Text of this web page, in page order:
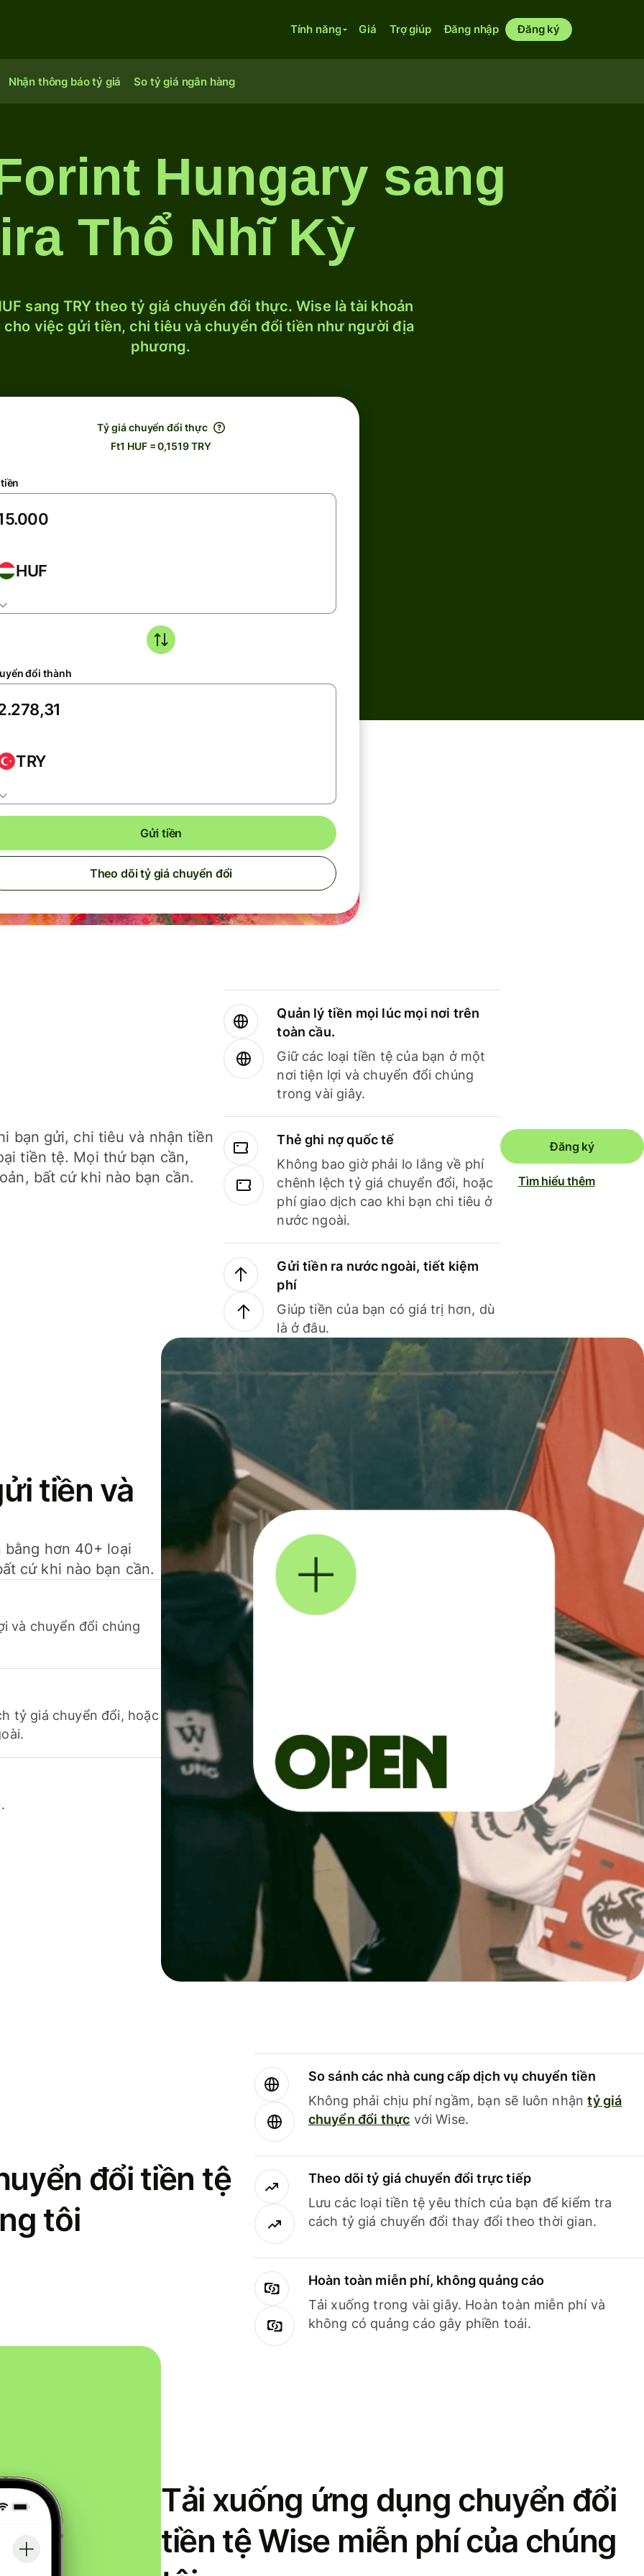
Tính năng Giá Trợ giúp Đăng nhập Đăng ký
Nhận thông báo tỷ giá So tỷ giá ngân hàng
Hungary sang
Thổ Nhĩ Kỳ
sang TRY theo tỷ giá chuyển đổi thực. Wise là tài khoản
việc gửi tiền, chi tiêu và chuyển đổi tiền như người địa
phương.
Tỷ giá chuyển đổi thực
Ft1 HUF = 0,1519 TRY
HUF
đổi thành
TRY
Gửi tiền
Theo dõi tỷ giá chuyển đổi
bạn gửi, chi tiêu và nhận tiền
tiền tệ. Mọi thứ bạn cần,
bất cứ khi nào bạn cần.
Quản lý tiền mọi lúc mọi nơi trên
toàn cầu.
Giữ các loại tiền tệ của bạn ở một
nơi tiện lợi và chuyển đổi chúng
trong vài giây.
Thẻ ghi nợ quốc tế
Không bao giờ phải lo lắng về phí
chênh lệch tỷ giá chuyển đổi, hoặc
phí giao dịch cao khi bạn chi tiêu ở
nước ngoài.
Gửi tiền ra nước ngoài, tiết kiệm
phí
Giúp tiền của bạn có giá trị hơn, dù
là ở đâu.
Đăng ký
Tìm hiểu thêm
tiền và
hơn 40+ loại
cứ khi nào bạn cần.
và chuyển đổi chúng
tỷ giá chuyển đổi, hoặc
đổi tiền tệ
tôi
So sánh các nhà cung cấp dịch vụ chuyển tiền
Không phải chịu phí ngầm, bạn sẽ luôn nhậntỷ giá
chuyển đổi thực với Wise.
Theo dõi tỷ giá chuyển đổi trực tiếp
Lưu các loại tiền tệ yêu thích của bạn để kiểm tra
cách tỷ giá chuyển đổi thay đổi theo thời gian.
Hoàn toàn miễn phí, không quảng cáo
Tải xuống trong vài giây. Hoàn toàn miễn phí và
không có quảng cáo gây phiền toái.
Tải xuống ứng dụng chuyển đổi
tiền tệ Wise miễn phí của chúng